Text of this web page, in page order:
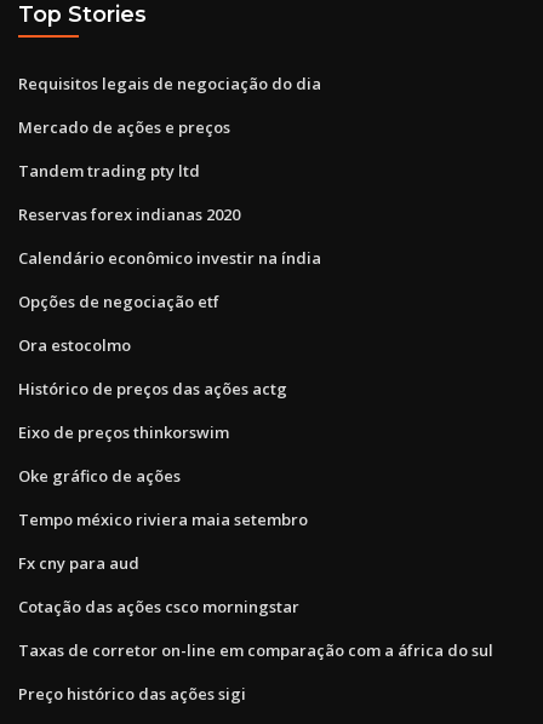
Top Stories
Requisitos legais de negociação do dia
Mercado de ações e preços
Tandem trading pty ltd
Reservas forex indianas 2020
Calendário econômico investir na índia
Opções de negociação etf
Ora estocolmo
Histórico de preços das ações actg
Eixo de preços thinkorswim
Oke gráfico de ações
Tempo méxico riviera maia setembro
Fx cny para aud
Cotação das ações csco morningstar
Taxas de corretor on-line em comparação com a áfrica do sul
Preço histórico das ações sigi